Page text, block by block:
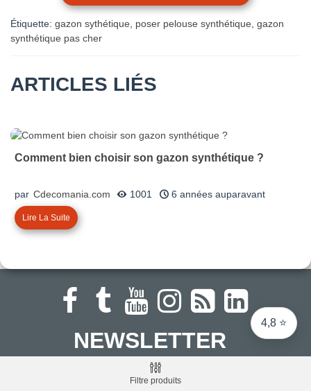
Étiquette: gazon sythétique poser pelouse synthétique gazon
synthétique pas cher
ARTICLES LIÉS
Comment bien choisir son gazon synthétique ?
par Cdecomania.com 1001 6 années auparavant
Lire La Suite
4,8 ⭐
+ de 5 500 avis
● Exceptionnel
CB, PayPal 4x, Google Pay, Apple Pay, Alma
NEWSLETTER
Bénéficiez de 5€ de réduction pour votre première commande
d'un montant supérieur à 120€ ttc. Et aussi d'informations
Filtre produits